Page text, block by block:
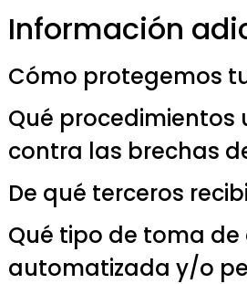
Información
Cómo protegemos
Qué procedimientos
contra las brechas
De qué terceros
Qué tipo de toma de
automatizada y/o